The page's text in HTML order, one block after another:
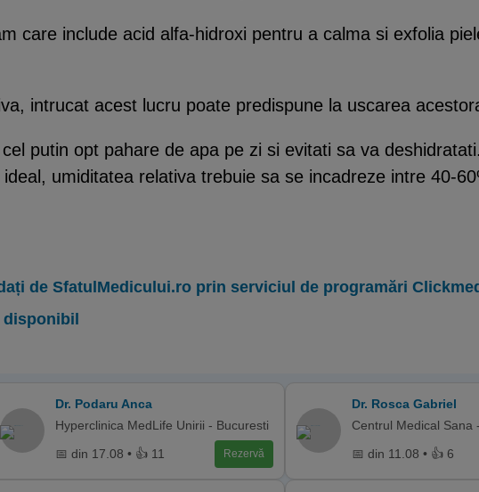
care include acid alfa-hidroxi pentru a calma si exfolia
intrucat acest lucru poate predispune la uscarea
putin opt pahare de apa pe zi si evitati sa va
umiditatea relativa trebuie sa se incadreze intre 40-
de SfatulMedicului.ro prin serviciul de programări
disponibil
Dr. Podaru Anca
Hyperclinica MedLife Unirii - Bucuresti
📅 din 17.08 • 👍 11 Rezervă
Dr. Rosca Gabriel
Centrul Medical Sana
📅 din 11.08 • 👍 6